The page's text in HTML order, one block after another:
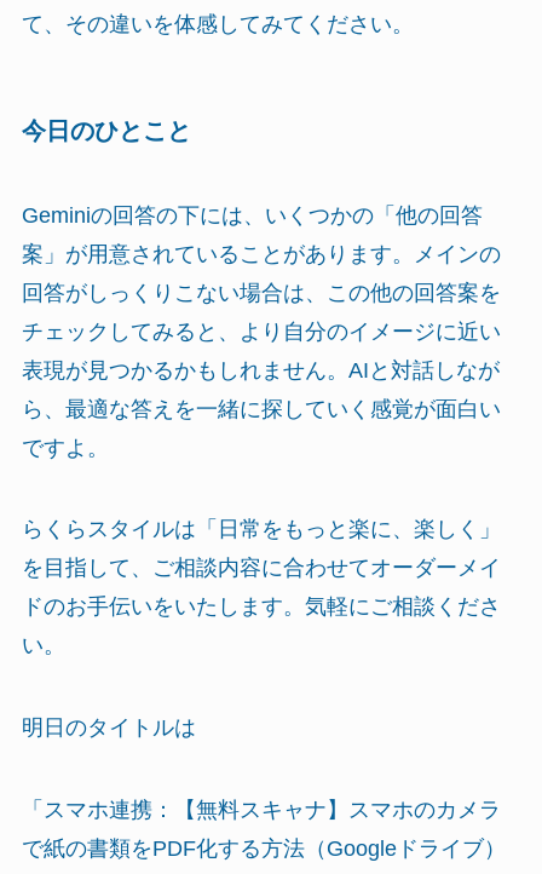
て、その違いを体感してみてください。
今日のひとこと
Geminiの回答の下には、いくつかの「他の回答
案」が用意されていることがあります。メインの
回答がしっくりこない場合は、この他の回答案を
チェックしてみると、より自分のイメージに近い
表現が見つかるかもしれません。AIと対話しなが
ら、最適な答えを一緒に探していく感覚が面白い
ですよ。
らくらスタイルは「日常をもっと楽に、楽しく」
を目指して、ご相談内容に合わせてオーダーメイ
ドのお手伝いをいたします。気軽にご相談くださ
い。
明日のタイトルは
「スマホ連携：【無料スキャナ】スマホのカメラ
で紙の書類をPDF化する方法（Googleドライブ）